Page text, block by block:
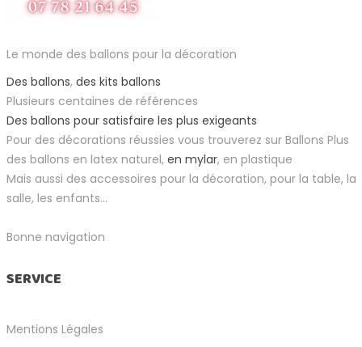
Le monde des ballons pour la décoration
Des ballons, des kits ballons
Plusieurs centaines de références
Des ballons pour satisfaire les plus exigeants
Pour des décorations réussies vous trouverez sur Ballons Plus
des ballons en latex naturel, en mylar, en plastique
Mais aussi des accessoires pour la décoration, pour la table, la
salle, les enfants...
Bonne navigation
SERVICE
Mentions Légales